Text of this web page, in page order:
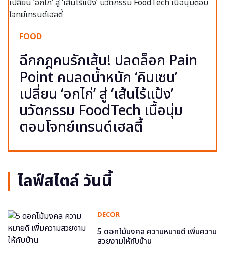
FOOD
ฉีกกฎคนรักเส้น! ปลดล็อก Pain
Point คนลดน้ำหนัก ‘คินเซน’
เปลี่ยน ‘อกไก่’ สู่ ‘เส้นไร้แป้ง’
นวัตกรรม FoodTech เนื้อนุ่ม
ตอบโจทย์เทรนด์เฮลตี้
ไลฟ์สไตล์ วันนี้
DECOR
5 ดอกไม้มงคล ความหมายดี เพิ่มความ
สวยงามให้กับบ้าน